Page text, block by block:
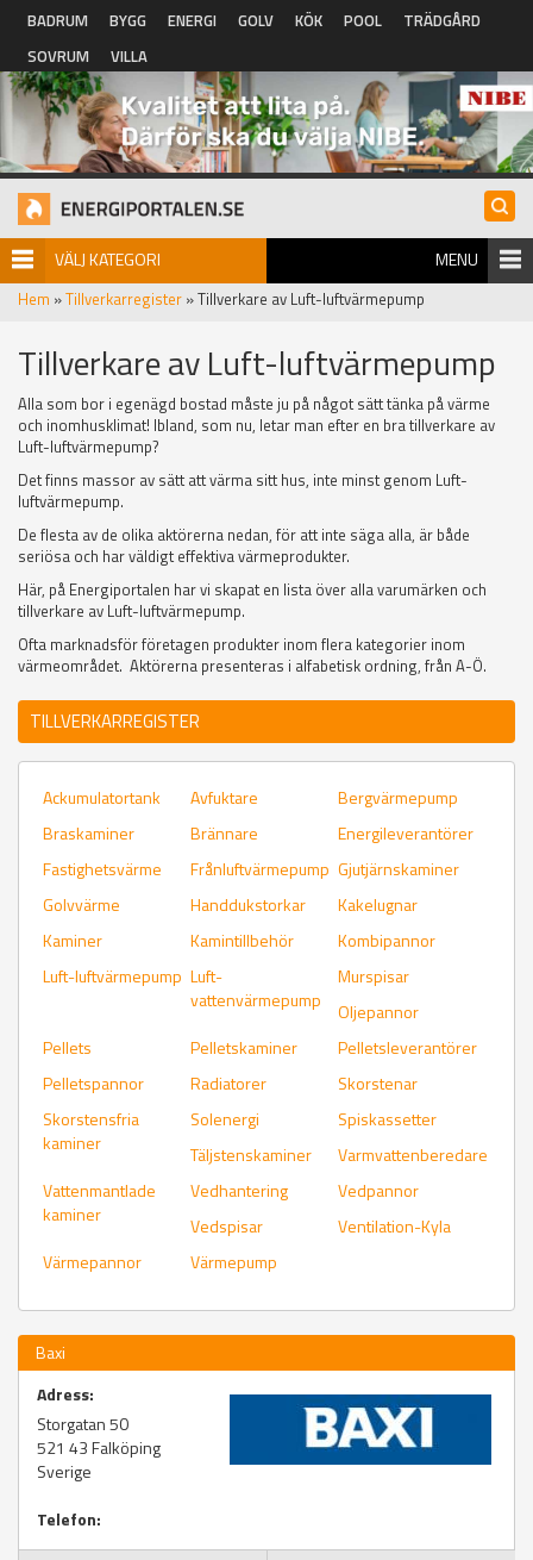
Hoppa till huvudinnehåll
BADRUM BYGG ENERGI GOLV KÖK POOL
TRÄDGÅRD
SOVRUM
VILLA
VÄLJ KATEGORI MENU
Hem »Tillverkarregister » Tillverkare av Luft-luftvärmepump
Tillverkare av Luft-luftvärmepump
Alla som bor i egenägd bostad måste ju på något sätt tänka på värme
och inomhusklimat! Ibland, som nu, letar man efter en bra tillverkare av
Luft-luftvärmepump?
Det finns massor av sätt att värma sitt hus, inte minst genom Luft-
luftvärmepump.
De flesta av de olika aktörerna nedan, för att inte säga alla, är både
seriösa och har väldigt effektiva värmeprodukter.
Här, på Energiportalen har vi skapat en lista över alla varumärken och
tillverkare av Luft-luftvärmepump.
Ofta marknadsför företagen produkter inom flera kategorier inom
värmeområdet. Aktörerna presenteras i alfabetisk ordning, från A-Ö.
TILLVERKARREGISTER
Ackumulatortank Avfuktare
Bergvärmepump
Braskaminer
Brännare
Energileverantörer
Fastighetsvärme
Frånluftvärmepump Gjutjärnskaminer
Golvvärme
Handdukstorkar
Kakelugnar
Kaminer
Kamintillbehör
Kombipannor
Luft-luftvärmepump Luft-
vattenvärmepump
Murspisar
Oljepannor
Pellets
Pelletskaminer
Pelletsleverantörer
Pelletspannor
Radiatorer
Skorstenar
Skorstensfria
kaminer
Solenergi
Spiskassetter
Täljstenskaminer
Varmvattenberedare
Vattenmantlade
kaminer
Vedhantering
Vedpannor
Vedspisar
Ventilation-Kyla
Värmepannor
Värmepump
Baxi
Adress:
Storgatan 50
521 43Falköping
Sverige
Telefon: